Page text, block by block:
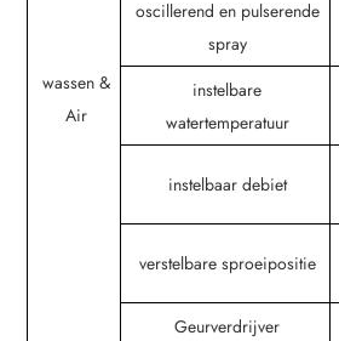
wassen &
Air
oscillerend en pulserende
spray
instelbare
watertemperatuur
instelbaar debiet
verstelbare sproeipositie
Geurverdrijver